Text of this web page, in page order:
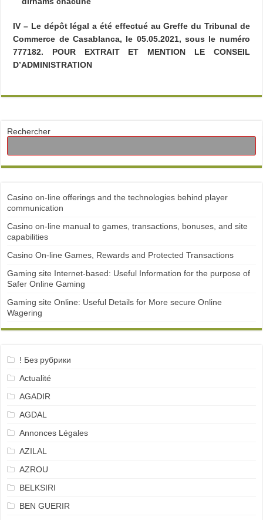
IV – Le dépôt légal a été effectué au Greffe du Tribunal de
Commerce de Casablanca, le 05.05.2021, sous le numéro
777182. POUR EXTRAIT ET MENTION LE CONSEIL
D’ADMINISTRATION
Rechercher
Casino on-line offerings and the technologies behind player
communication
Casino on-line manual to games, transactions, bonuses, and site
capabilities
Casino On-line Games, Rewards and Protected Transactions
Gaming site Internet-based: Useful Information for the purpose of
Safer Online Gaming
Gaming site Online: Useful Details for More secure Online
Wagering
! Без рубрики
Actualité
AGADIR
AGDAL
Annonces Légales
AZILAL
AZROU
BELKSIRI
BEN GUERIR